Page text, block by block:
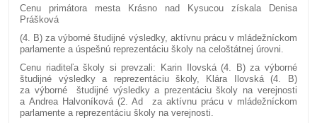
Cenu primátora mesta Krásno nad Kysucou získala Denisa
Prášková
(4. B) za výborné študijné výsledky, aktívnu prácu v mládežníckom
parlamente a úspešnú reprezentáciu školy na celoštátnej úrovni.
Cenu riaditeľa školy si prevzali: Karin Ilovská (4. B) za výborné
študijné výsledky a reprezentáciu školy, Klára Ilovská (4. B)
za výborné študijné výsledky a prezentáciu školy na verejnosti
a Andrea Halvoníková (2. Ad za aktívnu prácu v mládežníckom
parlamente a reprezentáciu školy na verejnosti.